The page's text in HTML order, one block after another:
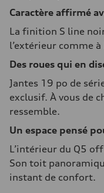
Caractère affirmé
La finition S line
l’extérieur comme
Des roues qui en
Jantes 19 po de
exclusif. À vous de
ressemble.
Un espace pensé
L’intérieur du Q5
Son toit
instant de confort.